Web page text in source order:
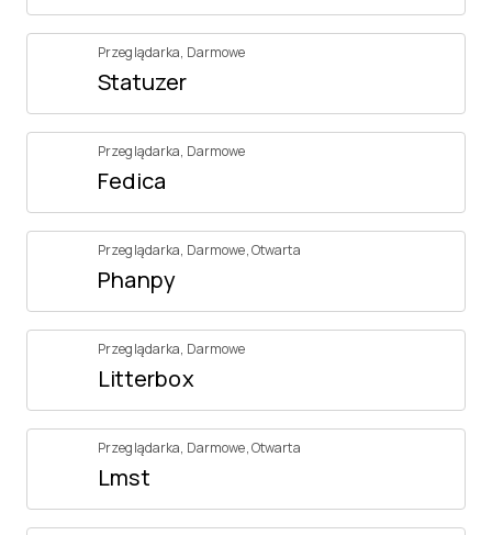
Przeglądarka, Darmowe
Statuzer
Przeglądarka, Darmowe
Fedica
Przeglądarka, Darmowe,Otwarta
Phanpy
Przeglądarka, Darmowe
Litterbox
Przeglądarka, Darmowe,Otwarta
Lmst